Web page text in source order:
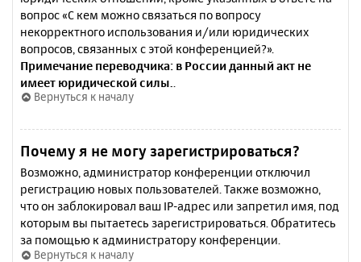
вопрос «С кем можно связаться по вопросу
некорректного использования и/или юридических
вопросов, связанных с этой конференцией?».
Примечание переводчика: в России данный акт не
имеет юридической силы.
Вернуться к началу
Почему я не могу зарегистрироваться?
Возможно, администратор конференции отключил
регистрацию новых пользователей. Также возможно,
что он заблокировал ваш IP-адрес или запретил имя, под
которым вы пытаетесь зарегистрироваться. Обратитесь
за помощью к администратору конференции.
Вернуться к началу